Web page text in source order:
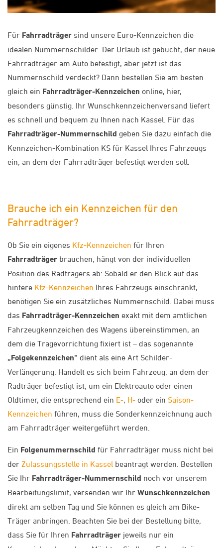
Für Fahrradträger sind unsere Euro-Kennzeichen die
idealen Nummernschilder. Der Urlaub ist gebucht, der neue
Fahrradträger am Auto befestigt, aber jetzt ist das
Nummernschild verdeckt? Dann bestellen Sie am besten
gleich ein Fahrradträger-Kennzeichen online, hier,
besonders günstig. Ihr Wunschkennzeichenversand liefert
es schnell und bequem zu Ihnen nach Kassel. Für das
Fahrradträger-Nummernschild geben Sie dazu einfach die
Kennzeichen-Kombination KS für Kassel Ihres Fahrzeugs
ein, an dem der Fahrradträger befestigt werden soll.
Brauche ich ein Kennzeichen für den
Fahrradträger?
Ob Sie ein eigenes Kfz-Kennzeichen für Ihren
Fahrradträger brauchen, hängt von der individuellen
Position des Radträgers ab: Sobald er den Blick auf das
hintere Kfz-Kennzeichen Ihres Fahrzeugs einschränkt,
benötigen Sie ein zusätzliches Nummernschild. Dabei muss
das Fahrradträger-Kennzeichen exakt mit dem amtlichen
Fahrzeugkennzeichen des Wagens übereinstimmen, an
dem die Tragevorrichtung fixiert ist – das sogenannte
„Folgekennzeichen“ dient als eine Art Schilder-
Verlängerung. Handelt es sich beim Fahrzeug, an dem der
Radträger befestigt ist, um ein Elektroauto oder einen
Oldtimer, die entsprechend ein E-, H- oder ein Saison-
Kennzeichen führen, muss die Sonderkennzeichnung auch
am Fahrradträger weitergeführt werden.
Ein Folgenummernschild für Fahrradträger muss nicht bei
der Zulassungsstelle in Kassel beantragt werden. Bestellen
Sie Ihr Fahrradträger-Nummernschild noch vor unserem
Bearbeitungslimit, versenden wir Ihr Wunschkennzeichen
direkt am selben Tag und Sie können es gleich am Bike-
Träger anbringen. Beachten Sie bei der Bestellung bitte,
dass Sie für Ihren Fahrradträger jeweils nur ein